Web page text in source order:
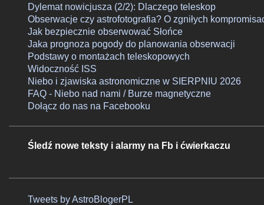
Dylemat nowicjusza (2/2): Dlaczego teleskop
Obserwacje czy astrofotografia? O zgniłych
Jak bezpiecznie obserwować Słońce
Jaka prognoza pogody do planowania obserwacji
Podstawy o montażach teleskopowych
Widoczność ISS
Niebo i zjawiska astronomiczne w SIERPNIU 2026
FAQ - Niebo nad nami / Burze magnetyczne
Dołącz do nas na Facebooku
Śledź nowe teksty i alarmy na Fb i ćwierkaczu
Tweets by AstroBlogerPL